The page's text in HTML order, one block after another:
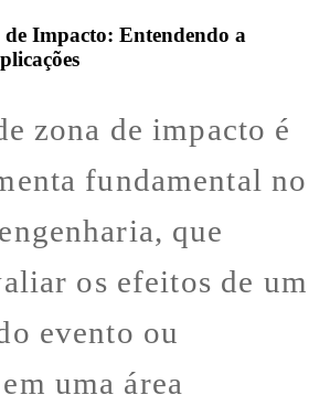
Impacto: Entendendo a
zona de impacto é
fundamental no
que
os efeitos de um
evento ou
uma área